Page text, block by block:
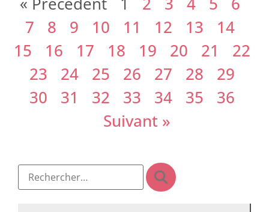
7
8 9 10 11 12 13
14
15
16 17 18 19 20 21
22
23
24 25 26 27 28
29
30
31 32 33 34 35
36
Suivant »